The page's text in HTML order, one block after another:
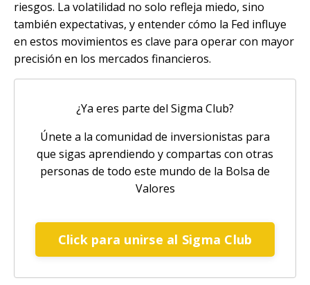
riesgos. La volatilidad no solo refleja miedo, sino
también expectativas, y entender cómo la Fed influye
en estos movimientos es clave para operar con mayor
precisión en los mercados financieros.
¿Ya eres parte del Sigma Club?
Únete a la comunidad de inversionistas para
que sigas aprendiendo y compartas con otras
personas de todo este mundo de la Bolsa de
Valores
Click para unirse al Sigma Club